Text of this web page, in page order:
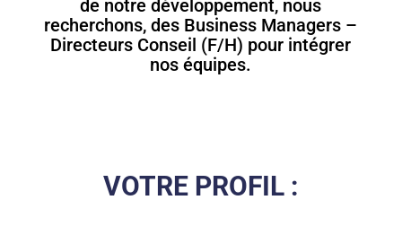
de notre développement, nous
recherchons, des Business Managers –
Directeurs Conseil (F/H) pour intégrer
nos équipes.
VOTRE PROFIL :